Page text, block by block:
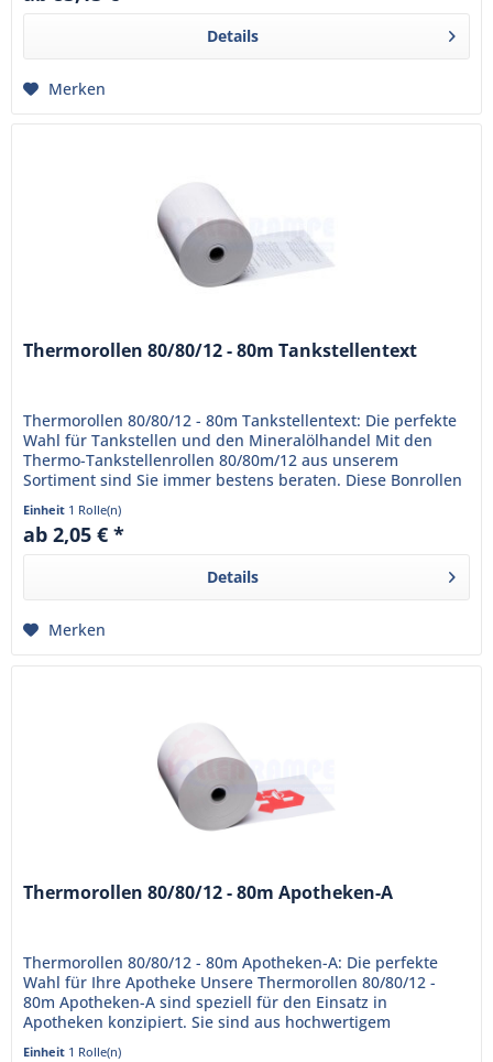
Details
Merken
Thermorollen 80/80/12 - 80m Tankstellentext
Thermorollen 80/80/12 - 80m Tankstellentext: Die perfekte
Wahl für Tankstellen und den Mineralölhandel Mit den
Thermo-Tankstellenrollen 80/80m/12 aus unserem
Sortiment sind Sie immer bestens beraten. Diese Bonrollen
sind bereits mit...
Einheit 1 Rolle(n)
ab 2,05 € *
Details
Merken
Thermorollen 80/80/12 - 80m Apotheken-A
Thermorollen 80/80/12 - 80m Apotheken-A: Die perfekte
Wahl für Ihre Apotheke Unsere Thermorollen 80/80/12 -
80m Apotheken-A sind speziell für den Einsatz in
Apotheken konzipiert. Sie sind aus hochwertigem
Thermopapier gefertigt und...
Einheit 1 Rolle(n)